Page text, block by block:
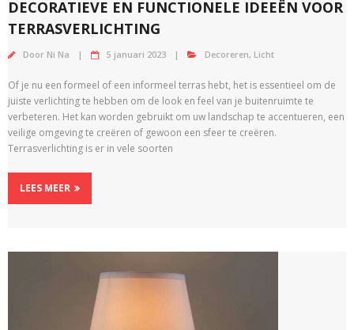
DECORATIEVE EN FUNCTIONELE IDEEËN VOOR
TERRASVERLICHTING
Door Ni Na 5 januari 2023 Decoreren, Licht
Of je nu een formeel of een informeel terras hebt, het is essentieel om de
juiste verlichting te hebben om de look en feel van je buitenruimte te
verbeteren. Het kan worden gebruikt om uw landschap te accentueren, een
veilige omgeving te creëren of gewoon een sfeer te creëren.
Terrasverlichting is er in vele soorten
LEES MEER